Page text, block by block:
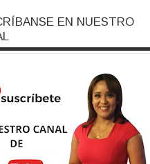
EN NUESTRO